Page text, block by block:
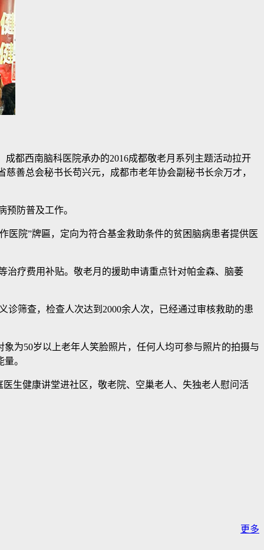
都西南脑科医院承办的2016成都敬老月系列主题活动拉开
善总会秘书长苟兴元，成都市老年协会副秘书长佘万才，
防普及工作。
院”牌匾，定向为符合基金救助条件的贫困脑病患者提供医
疗费用补贴。敬老月的援助申请重点针对帕金森、脑萎
筛查，检查人次达到2000余人次，已经通过审核救助的患
50岁以上老年人笑脸照片，任何人均可参与照片的拍摄与
。
生健康讲堂进社区，敬老院、空巢老人、失独老人慰问活
更多